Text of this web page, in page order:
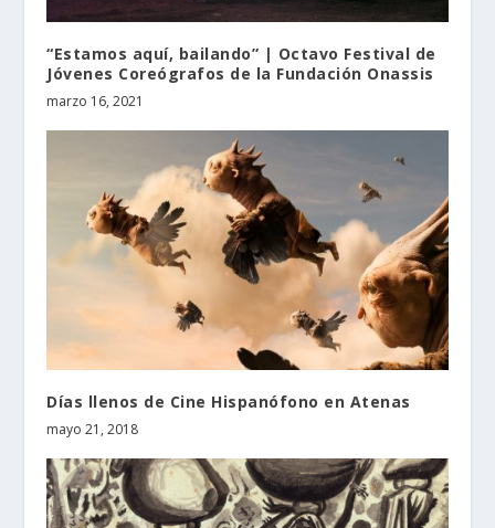
“Estamos aquí, bailando” | Octavo Festival de
Jóvenes Coreógrafos de la Fundación Onassis
marzo 16, 2021
Días llenos de Cine Hispanófono en Atenas
mayo 21, 2018